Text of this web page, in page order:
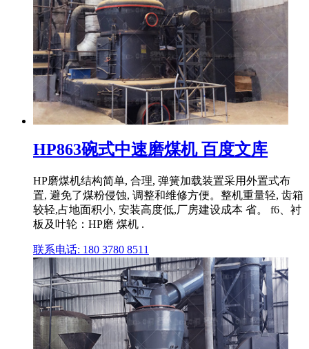
HP863碗式中速磨煤机 百度文库
HP磨煤机结构简单, 合理, 弹簧加载装置采用外置式布
置, 避免了煤粉侵蚀, 调整和维修方便。整机重量轻, 齿箱
较轻,占地面积小, 安装高度低,厂房建设成本 省。 f6、衬
板及叶轮：HP磨 煤机 .
联系电话: 180 3780 8511